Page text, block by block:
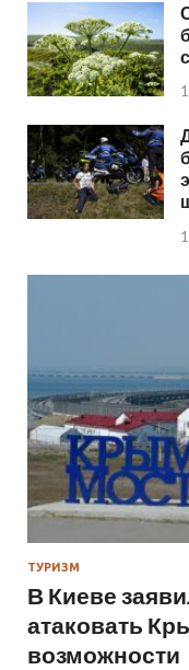
ТУРИЗМ
В Киеве
атаковать
возможности